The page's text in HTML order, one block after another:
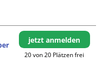
jetzt anmelden
20 von 20 Plätzen frei